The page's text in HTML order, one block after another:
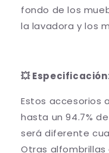
fondo de los
la lavadora y los
💥
Estos accesorios
hasta un 94.7%
será diferente
Otras